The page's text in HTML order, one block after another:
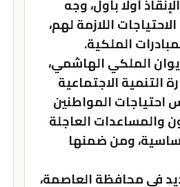
أولا بأول، وجه
اللازمة لهم،
الملكية.
الملكي الهاشمي،
التنمية الاجتماعية
احتياجات المواطنين
والمساعدات العاجلة
ومن ضمنها
في محافظة العاصمة،